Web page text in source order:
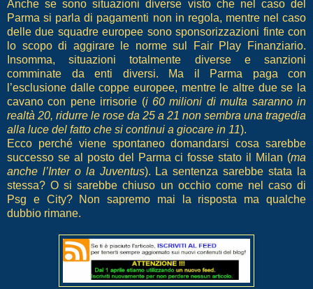
Anche se sono situazioni diverse visto che nel caso del
Parma si parla di pagamenti non in regola, mentre nel caso
delle due squadre europee sono sponsorizzazioni finte con
lo scopo di aggirare le norme sul Fair Play Finanziario.
Insomma, situazioni totalmente diverse e sanzioni
comminate da enti diversi. Ma il Parma paga con
l’esclusione dalle coppe europee, mentre le altre due se la
cavano con pene irrisorie (i 60 milioni di multa saranno in
realtà 20, ridurre le rose da 25 a 21 non sembra una tragedia
alla luce del fatto che si continui a giocare in 11).
Ecco perché viene spontaneo domandarsi cosa sarebbe
successo se al posto del Parma ci fosse stato il Milan (ma
anche l’Inter o la Juventus). La sentenza sarebbe stata la
stessa? O si sarebbe chiuso un occhio come nel caso di
Psg e City? Non sapremo mai la risposta ma qualche
dubbio rimane.